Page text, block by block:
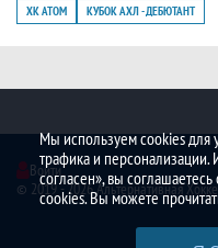
ХК АТОМ КУБОК АХЛ - ДЕБЮТАНТ
© 2019 - 2026 Альтернативная
Войти
Мы используем cookies для
трафика и персонализации.
согласен», вы
cookies. Вы можете